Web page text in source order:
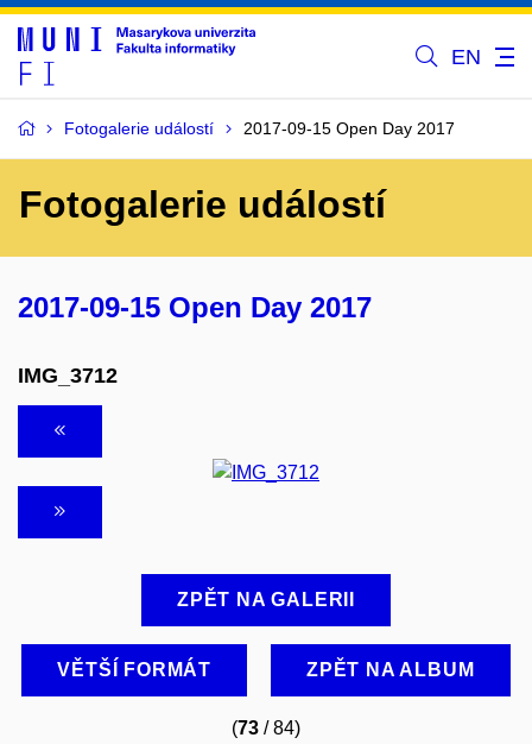
EN
Fotogalerie událostí 2017-09-15 Open Day 2017
Fotogalerie událostí
2017-09-15 Open Day 2017
IMG_3712
ZPĚT NA GALERII
VĚTŠÍ FORMÁT ZPĚT NA ALBUM
(73 / 84)